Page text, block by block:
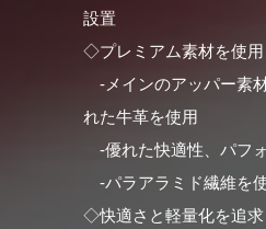
設置
◇プレミアム素材を使
-メインのアッパー素
れた牛革を使用
-優れた快適性、パフ
-パラアラミド繊維を
◇快適さと軽量化を追求